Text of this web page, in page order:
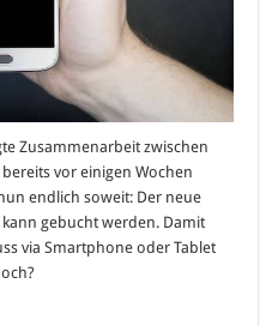
Zusammenarbeit zwischen
vor einigen Wochen
endlich soweit: Der neue
gebucht werden. Damit
via Smartphone oder Tablet